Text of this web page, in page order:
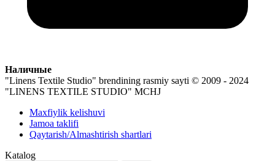
Наличные
"Linens Textile Studio" brendining rasmiy sayti © 2009 - 2024
"LINENS TEXTILE STUDIO" MCHJ
Maxfiylik kelishuvi
Jamoa taklifi
Qaytarish/Almashtirish shartlari
Katalog